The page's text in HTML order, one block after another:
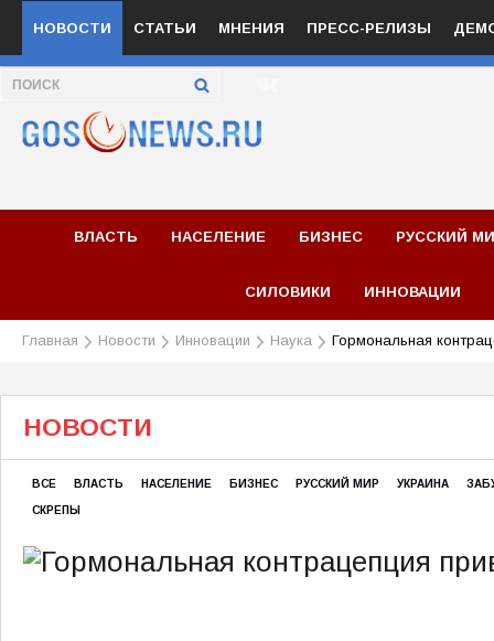
НОВОСТИ СТАТЬИ МНЕНИЯ ПРЕСС-РЕЛИЗЫ
ВЛАСТЬ НАСЕЛЕНИЕ БИЗНЕС РУССКИЙ
СИЛОВИКИ ИННОВАЦИИ
Главная Новости Инновации Наука Гормональная
НОВОСТИ
ВСЕ ВЛАСТЬ НАСЕЛЕНИЕ БИЗНЕС РУССКИЙ МИР УКРАИНА
СКРЕПЫ